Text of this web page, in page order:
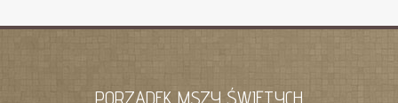
PORZĄDEK MSZY ŚWIĘTYCH